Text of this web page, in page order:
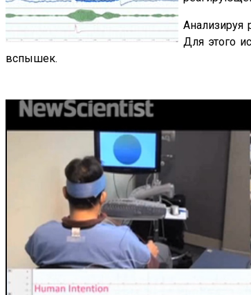
Анализируя
Для этого
вспышек.